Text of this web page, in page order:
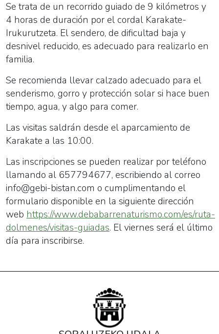
Se trata de un recorrido guiado de 9 kilómetros y
4 horas de duración por el cordal Karakate-
Irukurutzeta. El sendero, de dificultad baja y
desnivel reducido, es adecuado para realizarlo en
familia.
Se recomienda llevar calzado adecuado para el
senderismo, gorro y protección solar si hace buen
tiempo, agua, y algo para comer.
Las visitas saldrán desde el aparcamiento de
Karakate a las 10:00.
Las inscripciones se pueden realizar por teléfono
llamando al 657794677, escribiendo al correo
info@gebi-bistan.com o cumplimentando el
formulario disponible en la siguiente dirección
web https://www.debabarrenaturismo.com/es/ruta-
dolmenes/visitas-guiadas. El viernes será el último
día para inscribirse.